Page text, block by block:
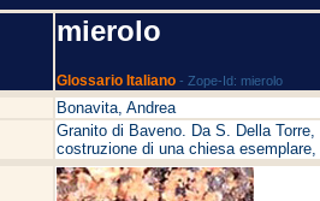
mierolo
Glossario Italiano - Zope-Id: mierolo
Bonavita, Andrea
Granito di Baveno. Da S. Della
costruzione di una chiesa